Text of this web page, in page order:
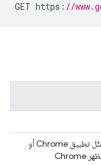
GET https : //
المعرّف الفريد الذي يمثّل تطبيق Chrome أو